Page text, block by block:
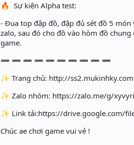
🔥 Sự kiện Alpha test:
- Đua top đập đồ, đập đủ sét đồ 5
zalo, sau đó cho đồ vào hòm đồ
game.
➖ ➖ ➖ ➖ ➖ ➖ ➖ ➖ ➖ ➖
✨ Trang chủ: http://ss2.mukinhky.com
✨ Zalo nhóm: https://zalo.me/g/
✨ Link tải:https://drive.google.com/
Chúc ae chơi game vui vẻ !